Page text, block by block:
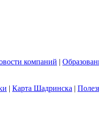
компаний |
| Карта Шадринска |